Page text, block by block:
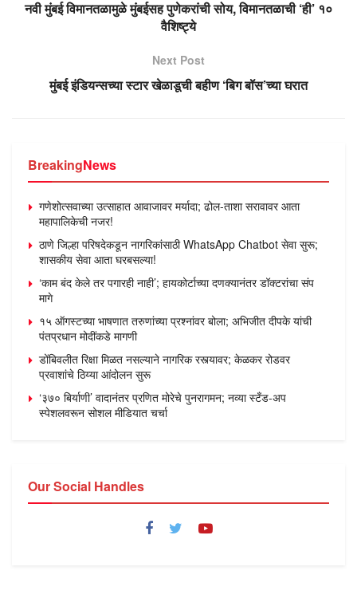
नवी मुंबई विमानतळामुळे मुंबईसह पुणेकरांची सोय, विमानतळाची ‘ही’ १०
वैशिष्ट्ये
Next Post
मुंबई इंडियन्सच्या स्टार खेळाडूची बहीण ‘बिग बॉस’च्या घरात
BreakingNews
गणेशोत्सवाच्या उत्साहात आवाजावर मर्यादा; ढोल-ताशा सरावावर आता
महापालिकेची नजर!
ठाणे जिल्हा परिषदेकडून नागरिकांसाठी WhatsApp Chatbot सेवा सुरू;
शासकीय सेवा आता घरबसल्या!
‘काम बंद केले तर पगारही नाही’; हायकोर्टाच्या दणक्यानंतर डॉक्टरांचा संप
मागे
१५ ऑगस्टच्या भाषणात तरुणांच्या प्रश्नांवर बोला; अभिजीत दीपके यांची
पंतप्रधान मोदींकडे मागणी
डोंबिवलीत रिक्षा मिळत नसल्याने नागरिक रस्त्यावर; केळकर रोडवर
प्रवाशांचे ठिय्या आंदोलन सुरू
‘३७० बिर्याणी’ वादानंतर प्रणित मोरेचे पुनरागमन; नव्या स्टँड-अप
स्पेशलवरून सोशल मीडियात चर्चा
Our Social Handles